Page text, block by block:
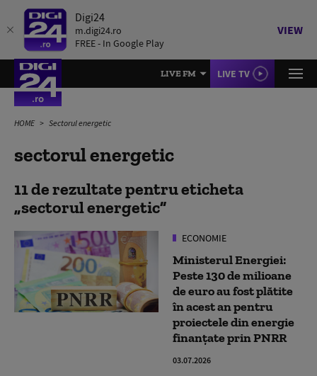
Digi24
m.digi24.ro
FREE - In Google Play
VIEW
LIVE FM LIVE TV
HOME Sectorul energetic
sectorul energetic
11 de rezultate pentru eticheta
sectorul energetic
ECONOMIE
Ministerul Energiei:
Peste 130 de milioane
de euro au fost plătite
în acest an pentru
proiectele din energie
finanțate prin PNRR
03.07.2026